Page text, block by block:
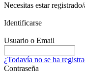
Necesitas estar
Identificarse
Usuario o Email
¿Todavía no se ha
Contraseña